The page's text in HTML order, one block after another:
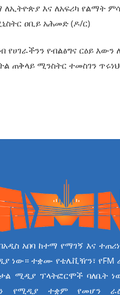
ለኢትዮጵያ እና ለአፍሪካ የልማት
ዐቢይ አሕመድ (ዶ/ር)
የሀገራችንን የብልፅግና ርዕይ
ጠቅላይ ሚንስትር ተመስገን ጥሩነህ
አበባ ከተማ የማገኝ እና
ነው። ተቋሙ የቴሌቪዥን፣ የFM
ሚዲያ ፕላትፎርሞች ባለቤት
የሚዲያ ተቋም የመሆን